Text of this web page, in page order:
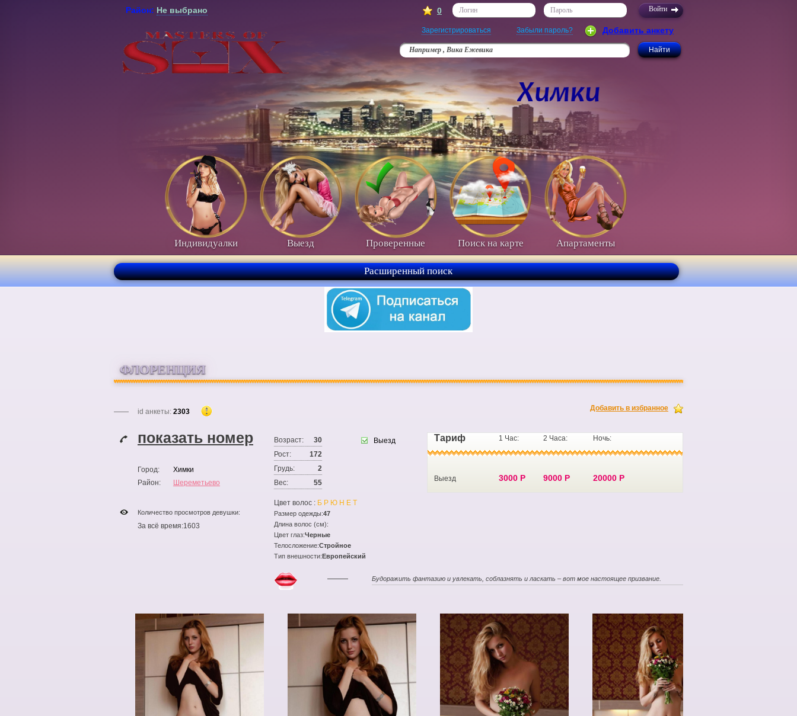
Район: Не выбрано Логин Пароль
0
Зарегистрироваться Забыли пароль? Добавить анкету
Например , Вика Ежевика
Индивидуалки Выезд Проверенные Поиск на карте Апартаменты
Расширенный поиск
ФЛОРЕНЦИЯ
id анкеты: 2303 Добавить в избранное
показать номер
Город:
Химки
Район:
Шереметьево
Количество просмотров девушки:
За всё время:1603
Возраст:
30
Рост:
172
Грудь:
2
Вес:
55
Выезд
Цвет волос : БРЮНЕТ
Размер одежды:47
Длина волос (см):
Цвет глаз:Черные
Телосложение:Стройное
Тип внешности: Европейский
Тариф 1 Час: 2 Часа: Ночь:
Выезд 3000 Р 9000 Р 20000 Р
Будоражить фантазию и увлекать, соблазнять и ласкать – вот мое настоящее призвание.